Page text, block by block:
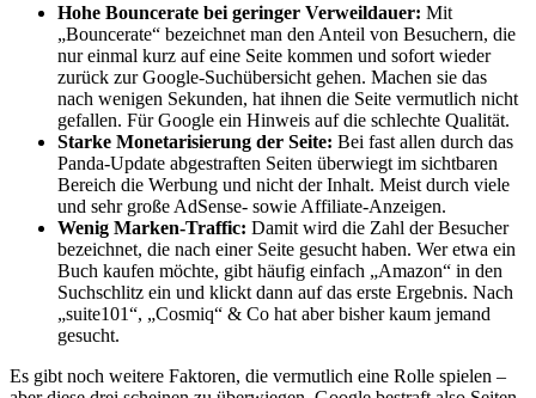
Hohe Bouncerate bei geringer Verweildauer: Mit
„Bouncerate“ bezeichnet man den Anteil von Besuchern, die
nur einmal kurz auf eine Seite kommen und sofort wieder
zurück zur Google-Suchübersicht gehen. Machen sie das
nach wenigen Sekunden, hat ihnen die Seite vermutlich nicht
gefallen. Für Google ein Hinweis auf die schlechte Qualität.
Starke Monetarisierung der Seite: Bei fast allen durch das
Panda-Update abgestraften Seiten überwiegt im sichtbaren
Bereich die Werbung und nicht der Inhalt. Meist durch viele
und sehr große AdSense- sowie Affiliate-Anzeigen.
Wenig Marken-Traffic: Damit wird die Zahl der Besucher
bezeichnet, die nach einer Seite gesucht haben. Wer etwa ein
Buch kaufen möchte, gibt häufig einfach „Amazon“ in den
Suchschlitz ein und klickt dann auf das erste Ergebnis. Nach
„suite101“, „Cosmiq“ & Co hat aber bisher kaum jemand
gesucht.
Es gibt noch weitere Faktoren, die vermutlich eine Rolle spielen –